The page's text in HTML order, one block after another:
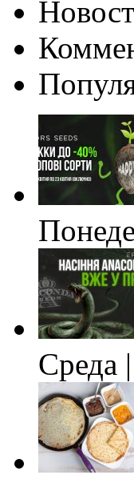
Среда